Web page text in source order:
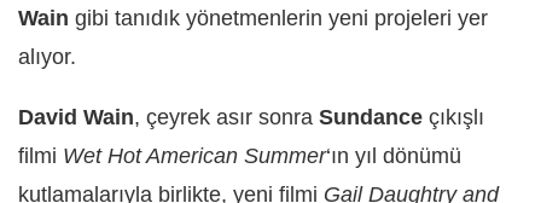
Wain gibi tanıdık yönetmenlerin yeni projeleri yer
alıyor.
David Wain, çeyrek asır sonra Sundance çıkışlı
filmi Wet Hot American Summer‘ın yıl dönümü
kutlamalarıyla birlikte, yeni filmi Gail Daughtry and